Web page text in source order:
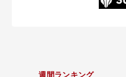
週間ランキング